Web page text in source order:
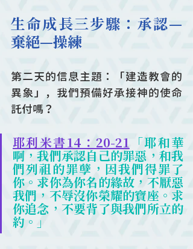
生命成長三步驟：承認—
棄絕—操練
第二天的信息主題：「建造教會的
異象」，我們預備好承接神的使命
託付嗎？
耶利米書14：20-21
「耶和華
啊，我們承認自己的罪惡，和我
們列祖的罪孽，因我們得罪了
你。求你為你名的緣故，不厭惡
我們，不辱沒你榮耀的寶座。求
你追念，不要背了與我們所立的
約。」